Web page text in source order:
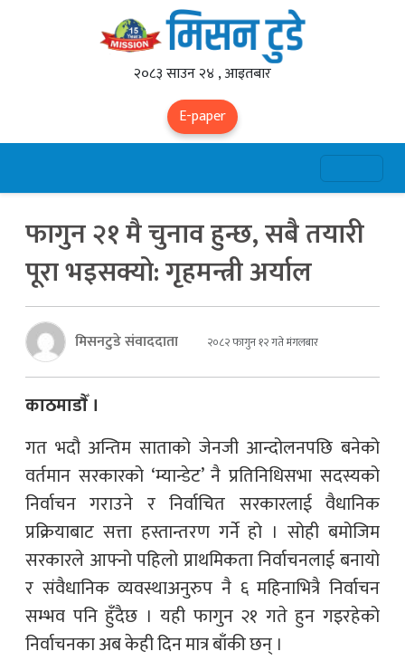
२०८३ साउन २४ , आइतबार
E-paper
फागुन २१ मै चुनाव हुन्छ, सबै तयारी
पूरा भइसक्यो: गृहमन्त्री अर्याल
मिसनटुडे संवाददाता २०८२ फागुन १२ गते मंगलबार
काठमाडाैँ ।
गत भदौ अन्तिम साताको जेनजी आन्दोलनपछि बनेको
वर्तमान सरकारको ‘म्यान्डेट’ नै प्रतिनिधिसभा सदस्यको
निर्वाचन गराउने र निर्वाचित सरकारलाई वैधानिक
प्रक्रियाबाट सत्ता हस्तान्तरण गर्ने हो । सोही बमोजिम
सरकारले आफ्नो पहिलो प्राथमिकता निर्वाचनलाई बनायो
र संवैधानिक व्यवस्थाअनुरुप नै ६ महिनाभित्रै निर्वाचन
सम्भव पनि हुँदैछ । यही फागुन २१ गते हुन गइरहेको
निर्वाचनका अब केही दिन मात्र बाँकी छन् ।